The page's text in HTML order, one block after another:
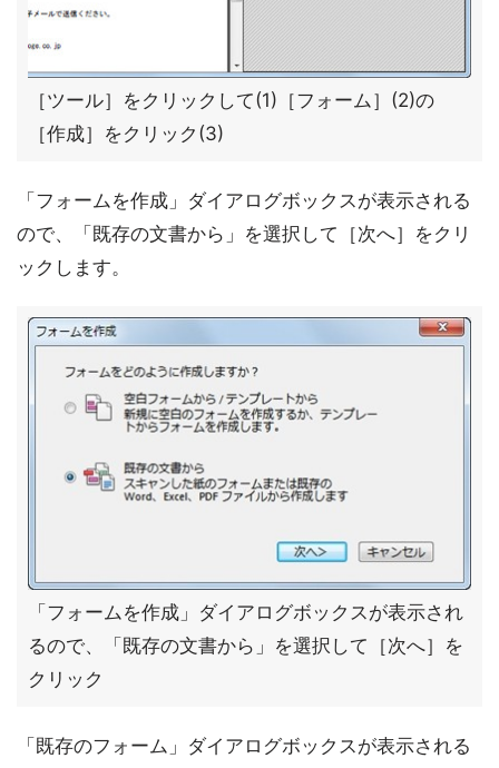
［ツール］をクリックして(1)［フォーム］(2)の
［作成］をクリック(3)
「フォームを作成」ダイアログボックスが表示される
ので、「既存の文書から」を選択して［次へ］をクリ
ックします。
「フォームを作成」ダイアログボックスが表示され
るので、「既存の文書から」を選択して［次へ］を
クリック
「既存のフォーム」ダイアログボックスが表示される